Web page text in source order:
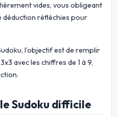
vides, vous obligeant
déduction réfléchies pour
l’objectif est de remplir
avec les chiffres de 1 à 9,
Sudoku difficile